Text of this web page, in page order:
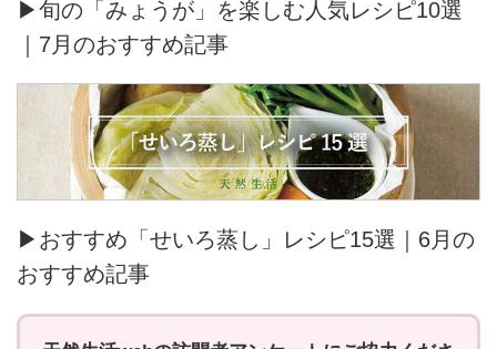
▶旬の「みょうが」を楽しむ人気レシピ10選
｜7月のおすすめ記事
▶おすすめ「せいろ蒸し」レシピ15選｜6月の
おすすめ記事